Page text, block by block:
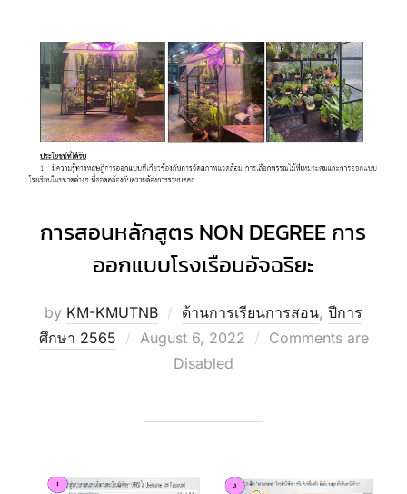
การสอนหลักสูตร NON DEGREE การ
ออกแบบโรงเรือนอัจฉริยะ
by KM-KMUTNB ด้านการเรียนการสอน, ปีการ
ศึกษา 2565
Posted
August 6, 2022
Comments are
Disabled